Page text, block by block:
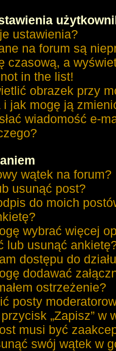
ustawienia?
na forum są
czasową, a
in the list!
obrazek przy
i jak mogę ją
wiadomość e-
wątek na forum?
usunąć post?
do moich
wybrać więcej
lub usunąć
dostępu do
dodawać
ostrzeżenie?
posty
„Zapisz”
musi być
swój wątek w